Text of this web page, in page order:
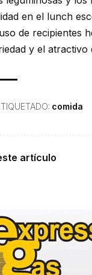
en el lunch
de recipientes
y el
comida
artículo